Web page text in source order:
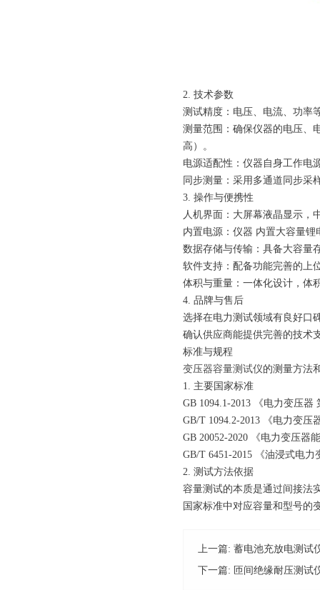
2. 技术参数
测试精度：电压、电流、功率
测量范围：确保仪器的电压、
高）。
电源适配性：仪器自身工作电
同步测量：采用多通道同步采
3. 操作与便携性
人机界面：大屏幕液晶显示，
内置电源：仪器 内置大容量
数据存储与传输：具备大容量
软件支持：配备功能完善的上
体积与重量：一体化设计，体
4. 品牌与售后
选择在电力测试领域有良好口
确认供应商能提供完善的技术
标准与规程
变压器容量测试仪的测量方法
1. 主要国家标准
GB 1094.1-2013 《电力变压器
GB/T 1094.2-2013 《电力变
GB 20052-2020 《电力变压器
GB/T 6451-2015 《油浸式电
2. 测试方法依据
容量测试的本质是通过间接法
国家标准中对应容量和型号的
上一篇: 蓄电池充放电测试
下一篇: 匝间绝缘耐压测试